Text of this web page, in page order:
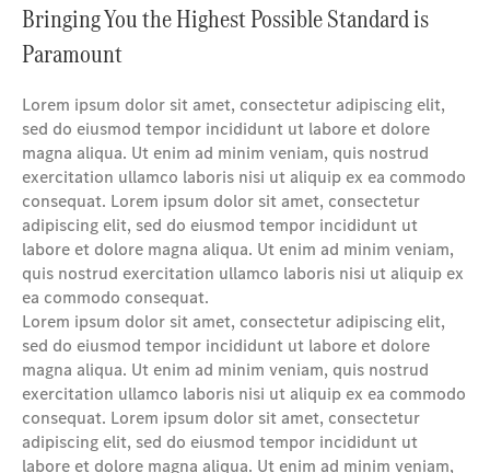
Bringing You the Highest Possible Standard is
Paramount
Lorem ipsum dolor sit amet, consectetur adipiscing elit,
sed do eiusmod tempor incididunt ut labore et dolore
magna aliqua. Ut enim ad minim veniam, quis nostrud
exercitation ullamco laboris nisi ut aliquip ex ea commodo
consequat. Lorem ipsum dolor sit amet, consectetur
adipiscing elit, sed do eiusmod tempor incididunt ut
labore et dolore magna aliqua. Ut enim ad minim veniam,
quis nostrud exercitation ullamco laboris nisi ut aliquip ex
ea commodo consequat.
Lorem ipsum dolor sit amet, consectetur adipiscing elit,
sed do eiusmod tempor incididunt ut labore et dolore
magna aliqua. Ut enim ad minim veniam, quis nostrud
exercitation ullamco laboris nisi ut aliquip ex ea commodo
consequat. Lorem ipsum dolor sit amet, consectetur
adipiscing elit, sed do eiusmod tempor incididunt ut
labore et dolore magna aliqua. Ut enim ad minim veniam,